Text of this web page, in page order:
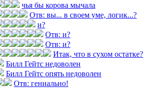
чья бы корова мычала
Отв: вы... в своем уме, логик...?
и?
Отв: и?
Отв: и?
Итак, что в сухом остатке?
Билл Гейтс недоволен
Билл Гейтс опять недоволен
Отв: гениально!